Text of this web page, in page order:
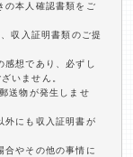
の本人確認書類をご
収入証明書類のご提
想であり、必ずし
いません。
送物が発生しませ
外にも収入証明書が
合やその他の事情に